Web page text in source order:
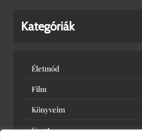
Kategóriák
Életmód
Film
Könyveim
Sport